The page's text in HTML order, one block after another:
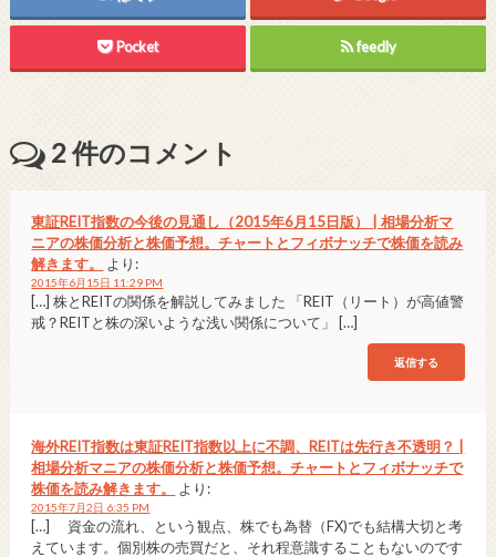
Pocket feedly
2件のコメント
東証REIT指数の今後の見通し（2015年6月15日版） | 相場分析マ
ニアの株価分析と株価予想。チャートとフィボナッチで株価を読み
解きます。
より:
2015年6月15日 11:29 PM
[…] 株とREITの関係を解説してみました 「REIT（リート）が高値警
戒？REITと株の深いような浅い関係について」 […]
返信する
海外REIT指数は東証REIT指数以上に不調、REITは先行き不透明？ |
相場分析マニアの株価分析と株価予想。チャートとフィボナッチで
株価を読み解きます。
より:
2015年7月2日 6:35 PM
[…] 資金の流れ、という観点、株でも為替（FX)でも結構大切と考
えています。個別株の売買だと、それ程意識することもないのです